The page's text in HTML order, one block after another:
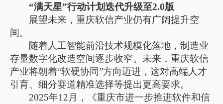
“满天星”行动计划迭代升级至2.0版
展望未来，重庆软信产业仍有广阔提升空
间。
随着人工智能前沿技术规模化落地，制造业
存量数字化改造空间逐步收窄。未来，重庆软信
产业将朝着“软硬协同”方向迈进，这对高端人才
引育、细分赛道精准选择等提出更高要求。
2025年12月，《重庆市进一步推进软件和信